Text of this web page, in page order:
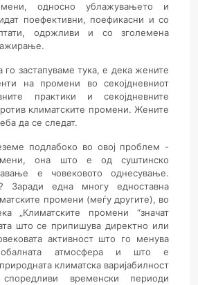
односно ублажувањето и
поефективни, поефикасни и со
одржливи и со зголемена
застапуваме тука, е дека жените
на промени во секојдневниот
практики и секојдневните
климатските промени. Жените
да се следат.
подлабоко во овој проблем -
она што е од суштинско
е човековото однесување.
Заради една многу едноставна
промени (меѓу другите), во
„Климатските промени “значат
што се припишува директно или
активност што го менува
атмосфера и што е
климатска варијабилност
временски периоди